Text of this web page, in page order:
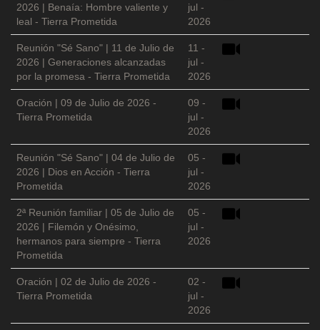
2026 | Benaía: Hombre valiente y
leal - Tierra Prometida
jul -
2026
Reunión "Sé Sano" | 11 de Julio de
2026 | Generaciones alcanzadas
por la promesa - Tierra Prometida
11 -
jul -
2026
Oración | 09 de Julio de 2026 -
Tierra Prometida
09 -
jul -
2026
Reunión "Sé Sano" | 04 de Julio de
2026 | Dios en Acción - Tierra
Prometida
05 -
jul -
2026
2ª Reunión familiar | 05 de Julio de
2026 | Filemón y Onésimo,
hermanos para siempre - Tierra
Prometida
05 -
jul -
2026
Oración | 02 de Julio de 2026 -
Tierra Prometida
02 -
jul -
2026